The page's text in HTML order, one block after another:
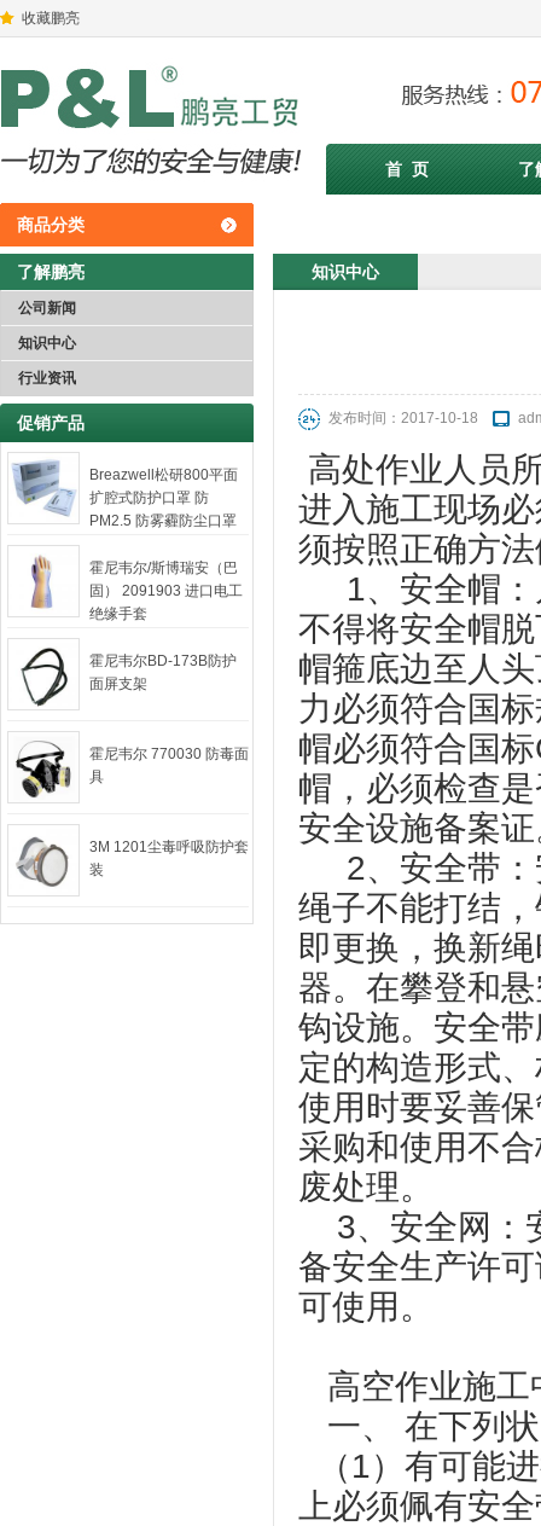
收藏鹏亮
首 页 了
商品分类
了解鹏亮
公司新闻
知识中心
行业资讯
促销产品
Breazwell松研800平面
扩腔式防护口罩 防
PM2.5 防雾霾防尘口罩
霍尼韦尔/斯博瑞安（巴
固） 2091903 进口电工
绝缘手套
霍尼韦尔BD-173B防护
面屏支架
霍尼韦尔 770030 防毒面
具
3M 1201尘毒呼吸防护套
装
知识中心
发布时间：2017-10-18
高处作业人员
进入施工现场
须按照正确方
1、安全帽：
不得将安全帽
帽箍底边至人
力必须符合国
帽必须符合国
帽，必须检查
安全设施备案
2、安全带：
绳子不能打结
即更换，换新
器。在攀登和
钩设施。安全
定的构造形式
使用时要妥善
采购和使用不
废处理。
3、安全网：
备安全生产许
可使用。
高空作业施工
一、 在下列
（1）有可能
上必须佩有安